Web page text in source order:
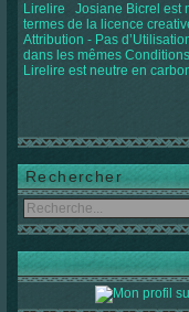
Lirelire Josiane Bicrel est
termes de la licence
Attribution - Pas
dans les mêmes Conditions
Lirelire est neutre en
Rechercher